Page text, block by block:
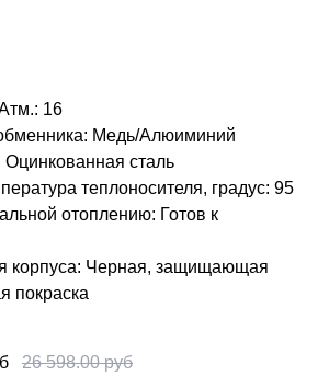
16
Медь/Алюиминий
Оцинкованная сталь
теплоносителя, градус: 95
отоплению: Готов к
корпуса: Черная, защищающая
покраска
26 598.00 руб